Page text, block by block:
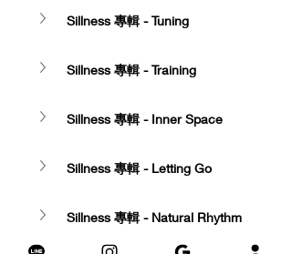
Sillness 專輯 - Tuning
Sillness 專輯 - Training
Sillness 專輯 - Inner Space
Sillness 專輯 - Letting Go
Sillness 專輯 - Natural Rhythm